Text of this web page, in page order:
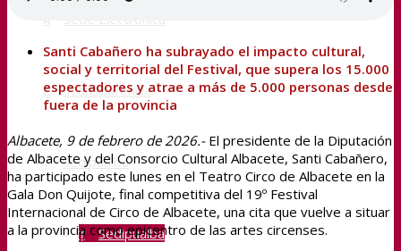
Transparencia
Sedipualba
Sedipualba
Santi Cabañero ha subrayado el impacto cultural,
social y territorial del Festival, que supera los 15.000
espectadores y atrae a más de 5.000 personas desde
fuera de la provincia
Albacete, 9 de febrero de 2026.-El presidente de la Diputación
de Albacete y del Consorcio Cultural Albacete, Santi Cabañero,
ha participado este lunes en el Teatro Circo de Albacete en la
Gala Don Quijote, final competitiva del 19º Festival
Internacional de Circo de Albacete, una cita que vuelve a situar
a la provincia como epicentro de las artes circenses.